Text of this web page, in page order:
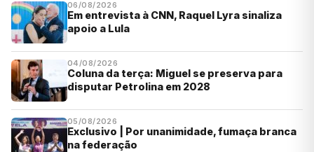
06/08/2026
Em entrevista à CNN, Raquel Lyra sinaliza
apoio a Lula
04/08/2026
Coluna da terça: Miguel se preserva para
disputar Petrolina em 2028
05/08/2026
Exclusivo | Por unanimidade, fumaça branca
na federação